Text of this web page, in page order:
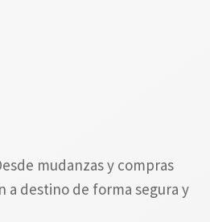
mudanzas y compras
a destino de forma segura y